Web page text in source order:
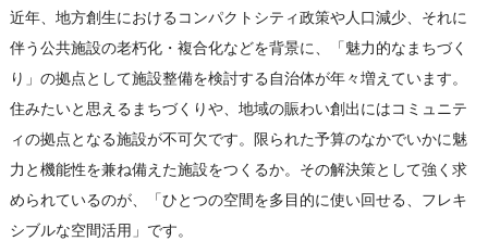
近年、地方創生におけるコンパクトシティ政策や人口減少、それに
伴う公共施設の老朽化・複合化などを背景に、「魅力的なまちづく
り」の拠点として施設整備を検討する自治体が年々増えています。
住みたいと思えるまちづくりや、地域の賑わい創出にはコミュニテ
ィの拠点となる施設が不可欠です。限られた予算のなかでいかに魅
力と機能性を兼ね備えた施設をつくるか。その解決策として強く求
められているのが、「ひとつの空間を多目的に使い回せる、フレキ
シブルな空間活用」です。